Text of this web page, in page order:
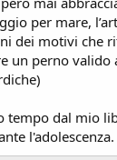
per mare,
dei motivi che
un perno valido
tempo dal mio
l'adolescenza.